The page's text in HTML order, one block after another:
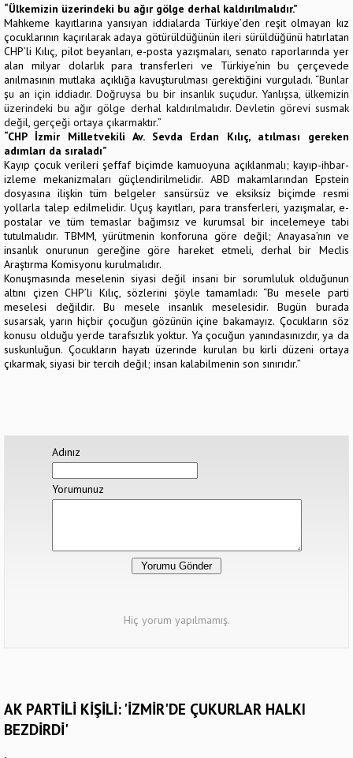
“Ülkemizin üzerindeki bu ağır gölge derhal kaldırılmalıdır.”
Mahkeme kayıtlarına yansıyan iddialarda Türkiye’den reşit olmayan kız
çocuklarının kaçırılarak adaya götürüldüğünün ileri sürüldüğünü hatırlatan
CHP’li Kılıç, pilot beyanları, e-posta yazışmaları, senato raporlarında yer
alan milyar dolarlık para transferleri ve Türkiye’nin bu çerçevede
anılmasının mutlaka açıklığa kavuşturulması gerektiğini vurguladı.“Bunlar
şu an için iddiadır. Doğruysa bu bir insanlık suçudur. Yanlışsa, ülkemizin
üzerindeki bu ağır gölge derhal kaldırılmalıdır. Devletin görevi susmak
değil, gerçeği ortaya çıkarmaktır.”
“CHP İzmir Milletvekili Av. Sevda Erdan Kılıç, atılması gereken
adımları da sıraladı”
Kayıp çocuk verileri şeffaf biçimde kamuoyuna açıklanmalı; kayıp-ihbar-
izleme mekanizmaları güçlendirilmelidir. ABD makamlarından Epstein
dosyasına ilişkin tüm belgeler sansürsüz ve eksiksiz biçimde resmi
yollarla talep edilmelidir. Uçuş kayıtları, para transferleri, yazışmalar, e-
postalar ve tüm temaslar bağımsız ve kurumsal bir incelemeye tabi
tutulmalıdır. TBMM, yürütmenin konforuna göre değil; Anayasa’nın ve
insanlık onurunun gereğine göre hareket etmeli, derhal bir Meclis
Araştırma Komisyonu kurulmalıdır.
Konuşmasında meselenin siyasi değil insani bir sorumluluk olduğunun
altını çizen CHP’li Kılıç, sözlerini şöyle tamamladı: “Bu mesele parti
meselesi değildir.
Bu mesele insanlık meselesidir.
Bugün burada
susarsak, yarın hiçbir çocuğun gözünün içine bakamayız. Çocukların söz
konusu olduğu yerde tarafsızlık yoktur. Ya çocuğun yanındasınızdır, ya da
suskunluğun. Çocukların hayatı üzerinde kurulan bu kirli düzeni ortaya
çıkarmak, siyasi bir tercih değil; insan kalabilmenin son sınırıdır.”
Adınız
Yorumunuz
Hiç yorum yapılmamış.
AK PARTİLİ KİŞİLİ: 'İZMİR'DE ÇUKURLAR HALKI
BEZDİRDİ'